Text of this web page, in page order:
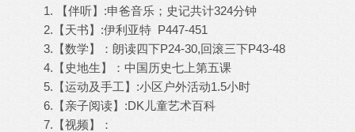
1. 【伴听】:申爸音乐；史记共计324分钟
2.【天书】:伊利亚特 P447-451
3.【数学】：朗读四下P24-30,回滚三下P43-48
4.【史地生】：中国历史七上第五课
5.【运动及手工】:小区户外活动1.5小时
6.【亲子阅读】:DK儿童艺术百科
7.【视频】：